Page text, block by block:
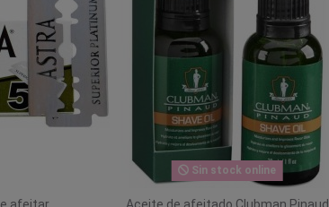
afeitar
Sin stock online
Aceite de afeitado Clubman Pinaud